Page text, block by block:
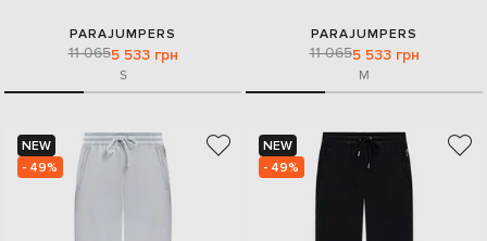
PARAJUMPERS
11 0655 533 грн
S
PARAJUMPERS
11 0655 533 грн
M
NEW
- 49%
NEW
- 49%